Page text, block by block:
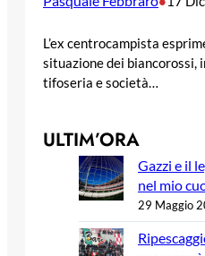
L’ex centrocampista
situazione dei
tifoseria e società…
ULTIM’ORA
Gazzi e il
nel mio
29 Maggio